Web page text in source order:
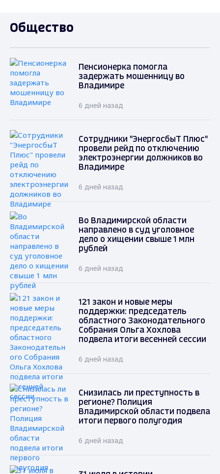
Общество
Пенсионерка помогла
задержать мошенницу во
Владимире
6 дней назад
Сотрудники "ЭнергосбыТ Плюс"
провели рейд по отключению
электроэнергии должников во
Владимире
6 дней назад
Во Владимирской области
направлено в суд уголовное
дело о хищении свыше 1 млн
рублей
6 дней назад
121 закон и новые меры
поддержки: председатель
областного Законодательного
Собрания Ольга Хохлова
подвела итоги весенней сессии
6 дней назад
Снизилась ли преступность в
регионе? Полиция
Владимирской области подвела
итоги первого полугодия
6 дней назад